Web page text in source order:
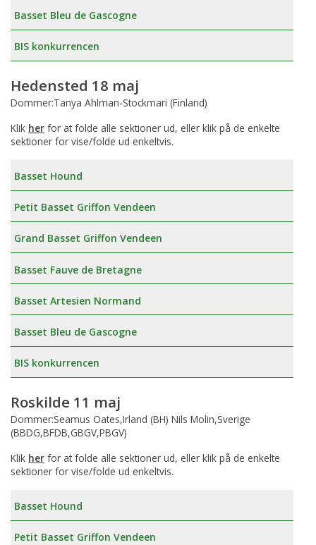
Basset Bleu de Gascogne
BIS konkurrencen
Hedensted 18 maj
Dommer:Tanya Ahlman-Stockmari (Finland)
Klik her for at folde alle sektioner ud, eller klik på de enkelte
sektioner for vise/folde ud enkeltvis.
Basset Hound
Petit Basset Griffon Vendeen
Grand Basset Griffon Vendeen
Basset Fauve de Bretagne
Basset Artesien Normand
Basset Bleu de Gascogne
BIS konkurrencen
Roskilde 11 maj
Dommer:Seamus Oates,Irland (BH) Nils Molin,Sverige
(BBDG,BFDB,GBGV,PBGV)
Klik her for at folde alle sektioner ud, eller klik på de enkelte
sektioner for vise/folde ud enkeltvis.
Basset Hound
Petit Basset Griffon Vendeen